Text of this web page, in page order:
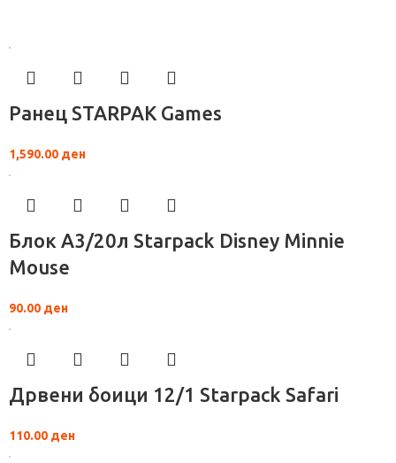
Ранец STARPAK Games
1,590.00 ден
Блок А3/20л Starpack Disney Minnie
Mouse
90.00 ден
Дрвени боици 12/1 Starpack Safari
110.00 ден